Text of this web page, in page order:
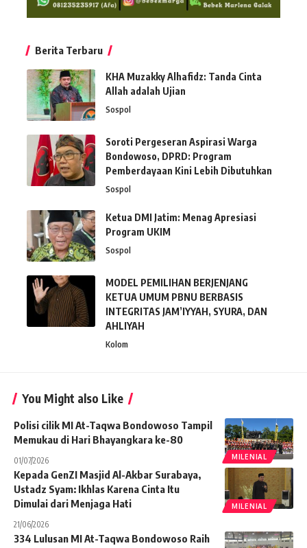
Berita Terbaru
KHA Muzakky Alhafidz: Tanda Cinta
Allah adalah Ujian
Sospol
Soroti Pergeseran Aspirasi Warga
Bondowoso, DPRD: Program
Pemberdayaan Kini Lebih Dibutuhkan
Sospol
Ketua DMI Jatim: Menag Apresiasi
Program UKIM
Sospol
MODEL PEMILIHAN BERJENJANG
KETUA UMUM PBNU BERBASIS
INTEGRITAS JAM’IYYAH, SYURA, DAN
AHLIYAH
Kolom
You Might also Like
MILENIAL
Polisi cilik MI At-Taqwa Bondowoso Tampil
Memukau di Hari Bhayangkara ke-80
01/07/2026
MILENIAL
Kepada GenZI Masjid Al-Akbar Surabaya,
Ustadz Syam: Ikhlas Karena Cinta Itu
Dimulai dari Menjaga Hati
21/06/2026
334 Lulusan MI At-Taqwa Bondowoso Raih